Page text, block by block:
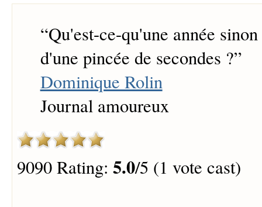
“Qu'est-ce-qu'une année
d'une pincée de secondes ?”
Dominique Rolin
Journal amoureux
9090 Rating: 5.0/5 (1 vote cast)